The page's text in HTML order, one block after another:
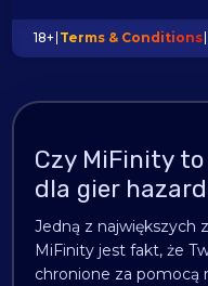
18+ Terms & Conditions
Czy MiFinity
dla gier
Jedną z największych
MiFinity jest fakt, że
chronione za pomocą